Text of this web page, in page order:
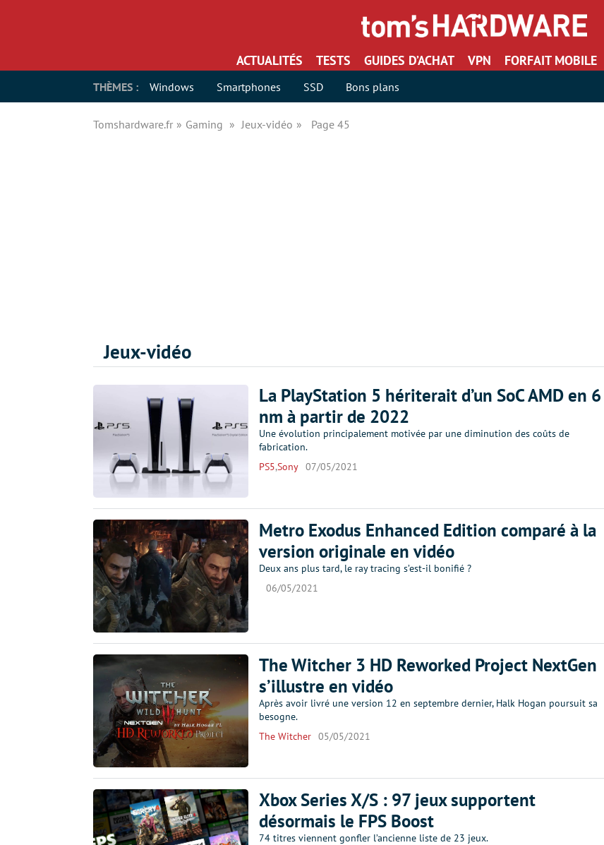
ACTUALITÉS TESTS GUIDES D’ACHAT VPN FORFAIT MOBILE
THÈMES : Windows Smartphones SSD Bons plans
Tomshardware.fr Gaming Jeux-vidéo Page 45
Jeux-vidéo
La PlayStation 5 hériterait d’un SoC AMD en 6
nm à partir de 2022
Une évolution principalement motivée par une diminution des coûts de
fabrication.
PS5,Sony 07/05/2021
Metro Exodus Enhanced Edition comparé à la
version originale en vidéo
Deux ans plus tard, le ray tracing s’est-il bonifié ?
06/05/2021
The Witcher 3 HD Reworked Project NextGen
s’illustre en vidéo
Après avoir livré une version 12 en septembre dernier, Halk Hogan poursuit sa
besogne.
The Witcher 05/05/2021
Xbox Series X/S : 97 jeux supportent
désormais le FPS Boost
74 titres viennent gonfler l’ancienne liste de 23 jeux.